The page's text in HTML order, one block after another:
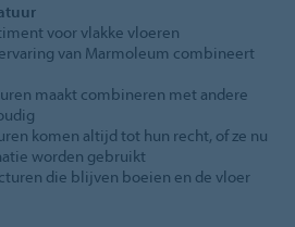
voor vlakke vloeren
van Marmoleum combineert
maakt combineren met andere
komen altijd tot hun recht, of ze nu
worden gebruikt
die blijven boeien en de vloer